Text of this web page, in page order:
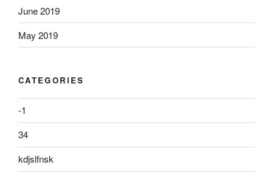
June 2019
May 2019
CATEGORIES
-1
34
kdjslfnsk